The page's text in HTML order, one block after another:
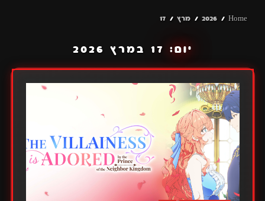
Home
2026 מרץ 17
יום: 17 במרץ 2026